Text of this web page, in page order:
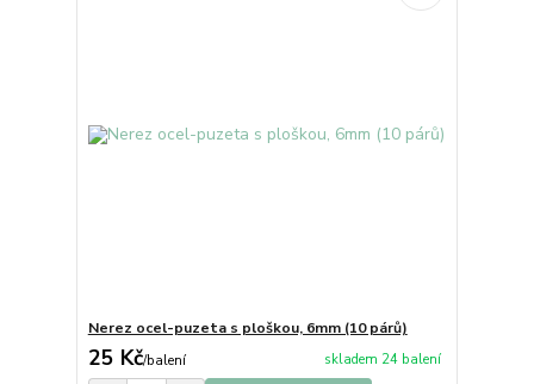
Nerez ocel-puzeta s ploškou, 6mm (10 párů)
25 Kč/balení skladem 24 balení